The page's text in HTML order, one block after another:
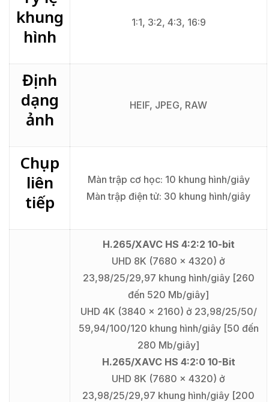
khung
hình
1:1, 3:2, 4:3, 16:9
Định
dạng
ảnh
HEIF, JPEG, RAW
Chụp
liên
tiếp
Màn trập cơ học: 10 khung hình/giây
Màn trập điện tử: 30 khung hình/giây
H.265/XAVC HS 4:2:2 10-bit
UHD 8K (7680 x 4320) ở
23,98/25/29,97 khung hình/giây [260
đến 520 Mb/giây]
UHD 4K (3840 x 2160) ở 23,98/25/50/
59,94/100/120 khung hình/giây [50 đến
280 Mb/giây]
H.265/XAVC HS 4:2:0 10-Bit
UHD 8K (7680 x 4320) ở
23,98/25/29,97 khung hình/giây [200